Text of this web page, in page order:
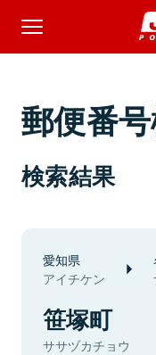
郵便番
検索結果
愛知県
アイチケン
笹塚町
ササヅカチョウ